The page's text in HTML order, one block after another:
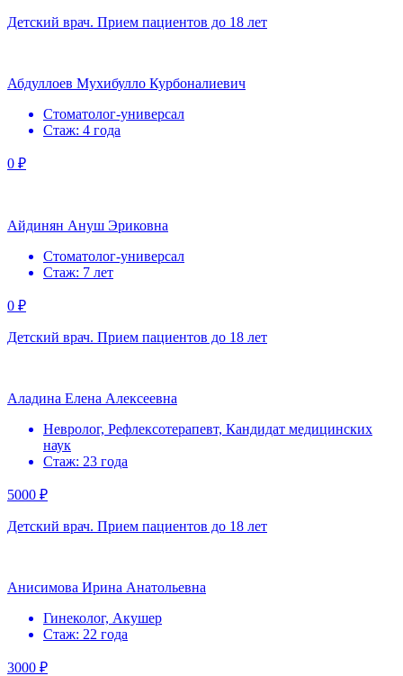
Детский врач. Прием пациентов до 18 лет
Абдуллоев Мухибулло Курбоналиевич
Стоматолог-универсал
Стаж: 4 года
0 ₽
Айдинян Ануш Эриковна
Стоматолог-универсал
Стаж: 7 лет
0 ₽
Детский врач. Прием пациентов до 18 лет
Аладина Елена Алексеевна
Невролог, Рефлексотерапевт, Кандидат медицинских
наук
Стаж: 23 года
5000 ₽
Детский врач. Прием пациентов до 18 лет
Анисимова Ирина Анатольевна
Гинеколог, Акушер
Стаж: 22 года
3000 ₽